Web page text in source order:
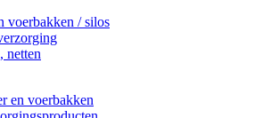
voerbakken / silos
netten
en voerbakken